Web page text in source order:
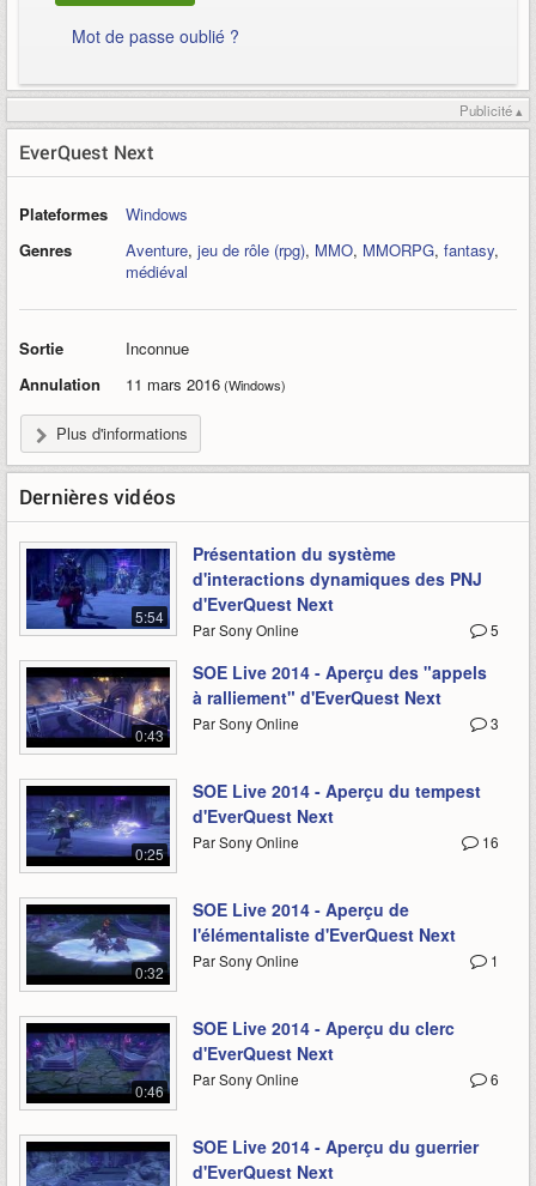
Mot de passe oublié ?
Publicité ▴
EverQuest Next
Plateformes
Windows
Genres
Aventure, jeu de rôle (rpg), MMO, MMORPG, fantasy,
médiéval
Sortie
Inconnue
Annulation
11 mars 2016(Windows)
Plus d'informations
Dernières vidéos
5:54
Présentation du système
d'interactions dynamiques des PNJ
d'EverQuest Next
5
Par Sony Online
0:43
SOE Live 2014 - Aperçu des "appels
à ralliement" d'EverQuest Next
3
Par Sony Online
0:25
SOE Live 2014 - Aperçu du tempest
d'EverQuest Next
16
Par Sony Online
0:32
SOE Live 2014 - Aperçu de
l'élémentaliste d'EverQuest Next
1
Par Sony Online
0:46
SOE Live 2014 - Aperçu du clerc
d'EverQuest Next
6
Par Sony Online
SOE Live 2014 - Aperçu du guerrier
d'EverQuest Next